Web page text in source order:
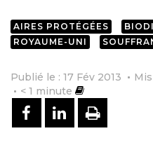
AIRES PROTÉGÉES
ROYAUME-UNI
Publié le : 17 Fév 2013
< 1 minute
PARTAGER